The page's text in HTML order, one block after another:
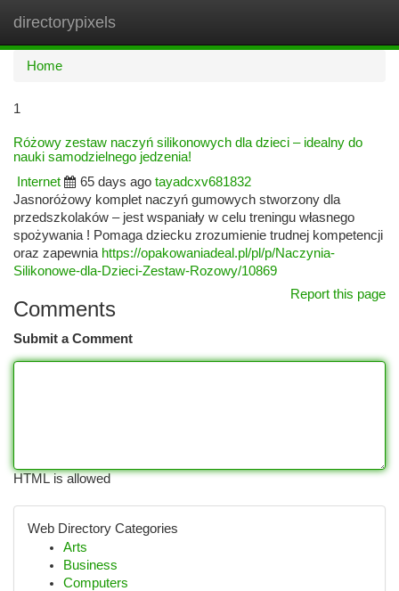
directorypixels
Home
1
Różowy zestaw naczyń silikonowych dla dzieci – idealny do
nauki samodzielnego jedzenia!
Internet
65 days ago tayadcxv681832
Jasnoróżowy komplet naczyń gumowych stworzony dla
przedszkolaków – jest wspaniały w celu treningu własnego
spożywania ! Pomaga dziecku zrozumienie trudnej kompetencji
oraz zapewnia https://opakowaniadeal.pl/pl/p/Naczynia-
Silikonowe-dla-Dzieci-Zestaw-Rozowy/10869
Report this page
Comments
Submit a Comment
HTML is allowed
Web Directory Categories
Arts
Business
Computers